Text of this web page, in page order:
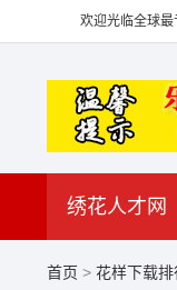
欢迎光临全球
绣花人才网
首页 > 花样下载排